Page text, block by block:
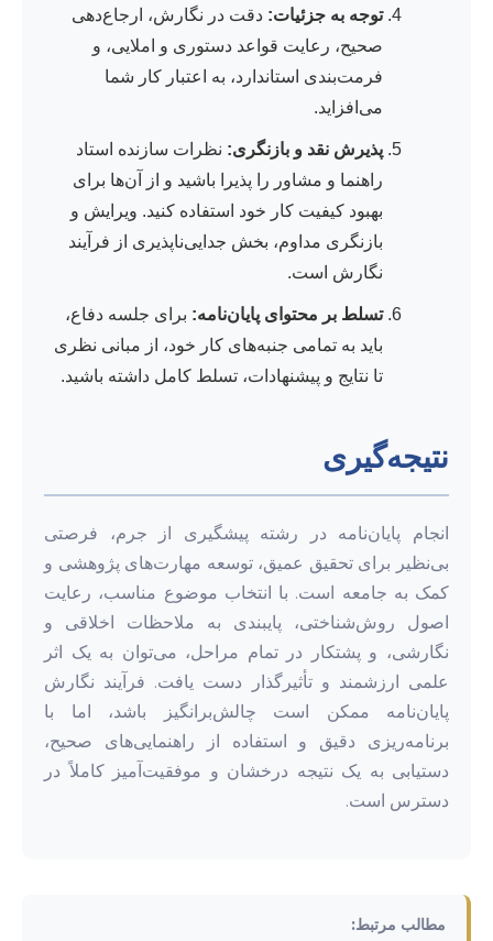
توجه به جزئیات: دقت در نگارش، ارجاع‌دهی
صحیح، رعایت قواعد دستوری و املایی، و
فرمت‌بندی استاندارد، به اعتبار کار شما
می‌افزاید.
پذیرش نقد و بازنگری: نظرات سازنده استاد
راهنما و مشاور را پذیرا باشید و از آن‌ها برای
بهبود کیفیت کار خود استفاده کنید. ویرایش و
بازنگری مداوم، بخش جدایی‌ناپذیری از فرآیند
نگارش است.
تسلط بر محتوای پایان‌نامه: برای جلسه دفاع،
باید به تمامی جنبه‌های کار خود، از مبانی نظری
تا نتایج و پیشنهادات، تسلط کامل داشته باشید.
نتیجه‌گیری
انجام پایان‌نامه در رشته پیشگیری از جرم، فرصتی
بی‌نظیر برای تحقیق عمیق، توسعه مهارت‌های پژوهشی و
کمک به جامعه است. با انتخاب موضوع مناسب، رعایت
اصول روش‌شناختی، پایبندی به ملاحظات اخلاقی و
نگارشی، و پشتکار در تمام مراحل، می‌توان به یک اثر
علمی ارزشمند و تأثیرگذار دست یافت. فرآیند نگارش
پایان‌نامه ممکن است چالش‌برانگیز باشد، اما با
برنامه‌ریزی دقیق و استفاده از راهنمایی‌های صحیح،
دستیابی به یک نتیجه درخشان و موفقیت‌آمیز کاملاً در
دسترس است.
مطالب مرتبط: